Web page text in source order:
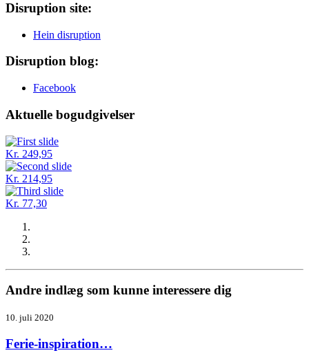
Disruption site:
Hein disruption
Disruption blog:
Facebook
Aktuelle bogudgivelser
Kr. 249,95
Kr. 214,95
Kr. 77,30
Andre indlæg som kunne interessere dig
10. juli 2020
Ferie-inspiration…